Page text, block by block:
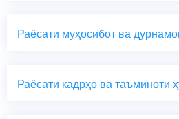
Раёсати муҳосибот ва
Раёсати кадрҳо ва таъминоти